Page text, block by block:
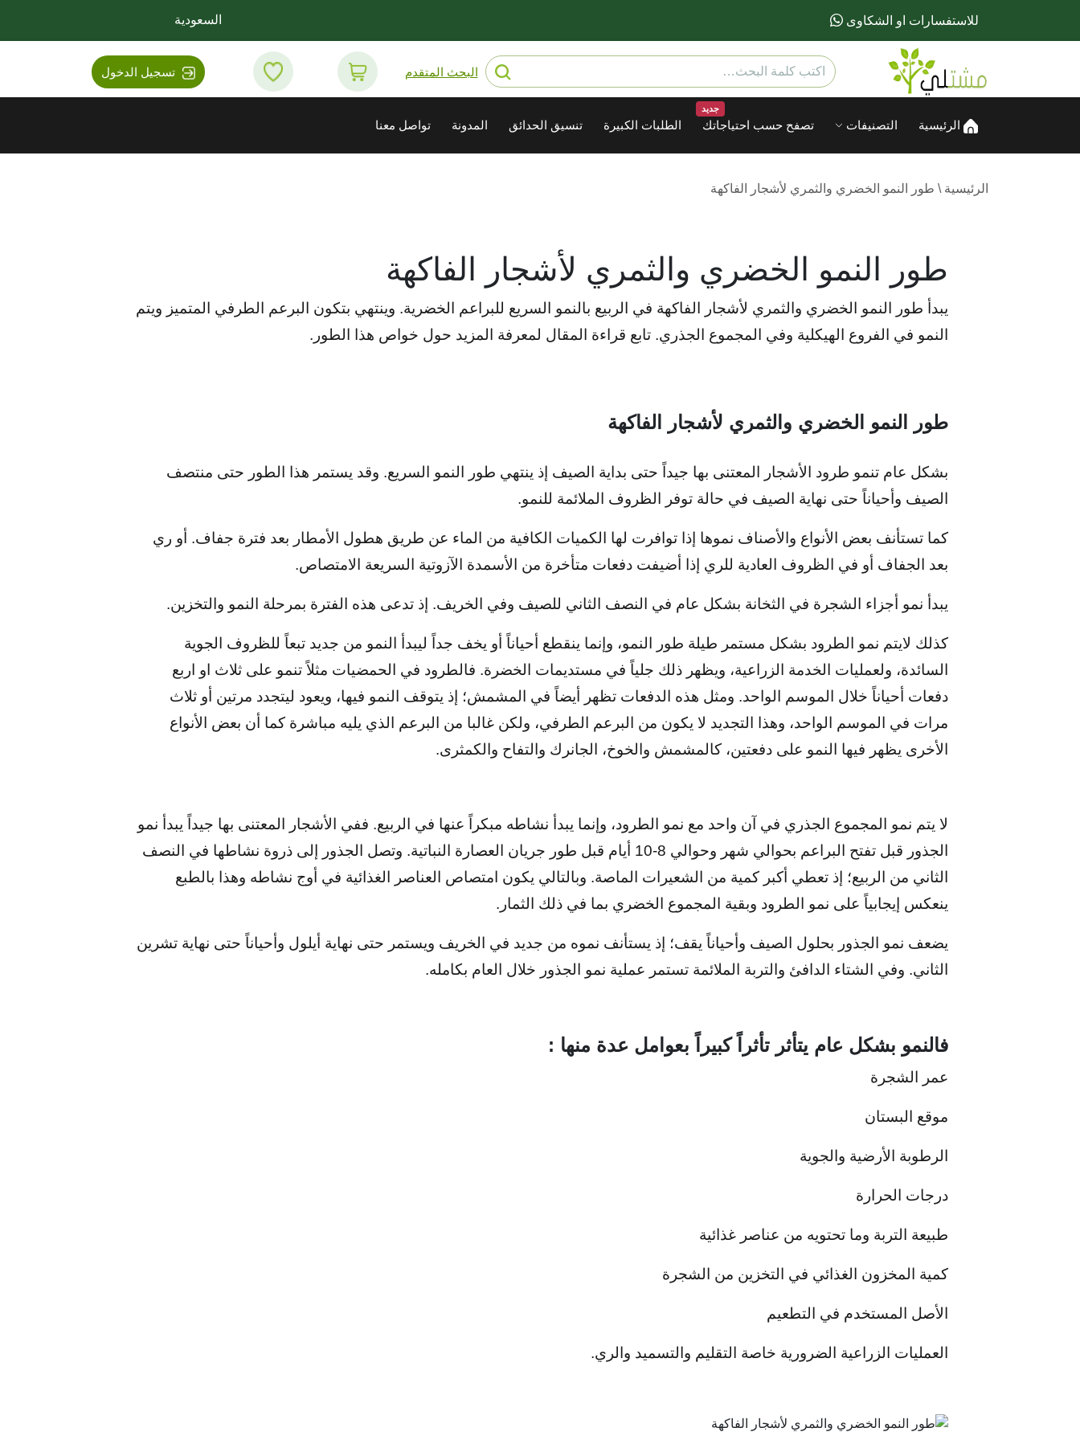
للاستفسارات او الشكاوى السعودية
البحث المتقدم تسجيل الدخول
الرئيسية التصنيفات
جديد
تصفح حسب احتياجاتك الطلبات الكبيرة تنسيق الحدائق المدونة تواصل معنا
الرئيسية \ طور النمو الخضري والثمري لأشجار الفاكهة
طور النمو الخضري والثمري لأشجار الفاكهة
يبدأ طور النمو الخضري والثمري لأشجار الفاكهة في الربيع بالنمو السريع للبراعم الخضرية. وينتهي بتكون البرعم الطرفي المتميز ويتم
النمو في الفروع الهيكلية وفي المجموع الجذري. تابع قراءة المقال لمعرفة المزيد حول خواص هذا الطور.
طور النمو الخضري والثمري لأشجار الفاكهة
بشكل عام تنمو طرود الأشجار المعتنى بها جيداً حتى بداية الصيف إذ ينتهي طور النمو السريع. وقد يستمر هذا الطور حتى منتصف
الصيف وأحياناً حتى نهاية الصيف في حالة توفر الظروف الملائمة للنمو.
كما تستأنف بعض الأنواع والأصناف نموها إذا توافرت لها الكميات الكافية من الماء عن طريق هطول الأمطار بعد فترة جفاف. أو ري
بعد الجفاف أو في الظروف العادية للري إذا أضيفت دفعات متأخرة من الأسمدة الآزوتية السريعة الامتصاص.
يبدأ نمو أجزاء الشجرة في الثخانة بشكل عام في النصف الثاني للصيف وفي الخريف. إذ تدعى هذه الفترة بمرحلة النمو والتخزين.
كذلك لايتم نمو الطرود بشكل مستمر طيلة طور النمو، وإنما ينقطع أحياناً أو يخف جداً ليبدأ النمو من جديد تبعاً للظروف الجوية
السائدة، ولعمليات الخدمة الزراعية، ويظهر ذلك جلياً في مستديمات الخضرة. فالطرود في الحمضيات مثلاً تنمو على ثلاث او اربع
دفعات أحياناً خلال الموسم الواحد. ومثل هذه الدفعات تظهر أيضاً في المشمش؛ إذ يتوقف النمو فيها، ويعود ليتجدد مرتين أو ثلاث
مرات في الموسم الواحد، وهذا التجديد لا يكون من البرعم الطرفي، ولكن غالبا من البرعم الذي يليه مباشرة كما أن بعض الأنواع
الأخرى يظهر فيها النمو على دفعتين، كالمشمش والخوخ، الجانرك والتفاح والكمثرى.
لا يتم نمو المجموع الجذري في آن واحد مع نمو الطرود، وإنما يبدأ نشاطه مبكراً عنها في الربيع. ففي الأشجار المعتنى بها جيداً يبدأ نمو
الجذور قبل تفتح البراعم بحوالي شهر وحوالي 8-10 أيام قبل طور جريان العصارة النباتية. وتصل الجذور إلى ذروة نشاطها في النصف
الثاني من الربيع؛ إذ تعطي أكبر كمية من الشعيرات الماصة. وبالتالي يكون امتصاص العناصر الغذائية في أوج نشاطه وهذا بالطبع
ينعكس إيجابياً على نمو الطرود وبقية المجموع الخضري بما في ذلك الثمار.
يضعف نمو الجذور بحلول الصيف وأحياناً يقف؛ إذ يستأنف نموه من جديد في الخريف ويستمر حتى نهاية أيلول وأحياناً حتى نهاية تشرين
الثاني. وفي الشتاء الدافئ والتربة الملائمة تستمر عملية نمو الجذور خلال العام بكامله.
فالنمو بشكل عام يتأثر تأثراً كبيراً بعوامل عدة منها :
عمر الشجرة
موقع البستان
الرطوبة الأرضية والجوية
درجات الحرارة
طبيعة التربة وما تحتويه من عناصر غذائية
كمية المخزون الغذائي في التخزين من الشجرة
الأصل المستخدم في التطعيم
العمليات الزراعية الضرورية خاصة التقليم والتسميد والري.